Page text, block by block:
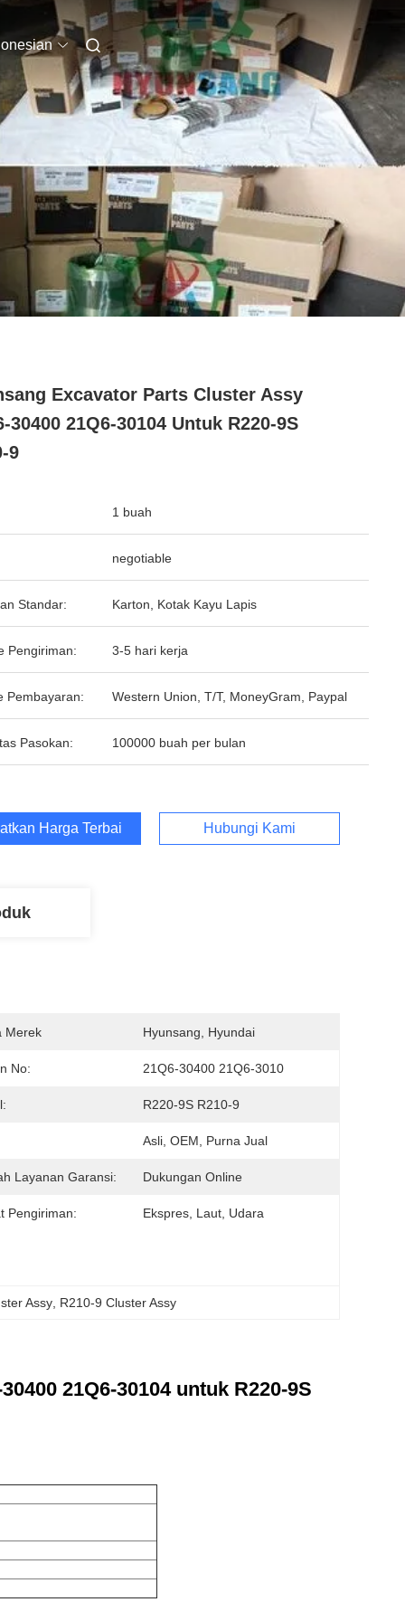
Excavator Parts Cluster Assy
30400 21Q6-30104 Untuk R220-9S
9
1 buah
negotiable
Standar: Karton, Kotak Kayu Lapis
Pengiriman: 3-5 hari kerja
Pembayaran: Western Union, T/T, MoneyGram, Paypal
Pasokan: 100000 buah per bulan
Harga Terbaik Hubungi Kami
Merek Hyunsang, Hyundai
No: 21Q6-30400 21Q6-3010
R220-9S R210-9
Asli, OEM, Purna Jual
Layanan Garansi: Dukungan Online
Pengiriman: Ekspres, Laut, Udara
Assy R210-9 Cluster Assy
21Q6-30104 untuk R220-9S